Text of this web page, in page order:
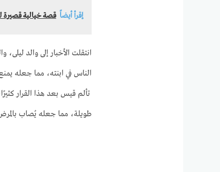
إقرأ أيضاً قصة خيالية قصيرة
انتقلت الأخبار إلى والد
الناس في ابنته، مما جعله
تألم قيس بعد هذا القرار
طويلة، مما جعله يُصاب